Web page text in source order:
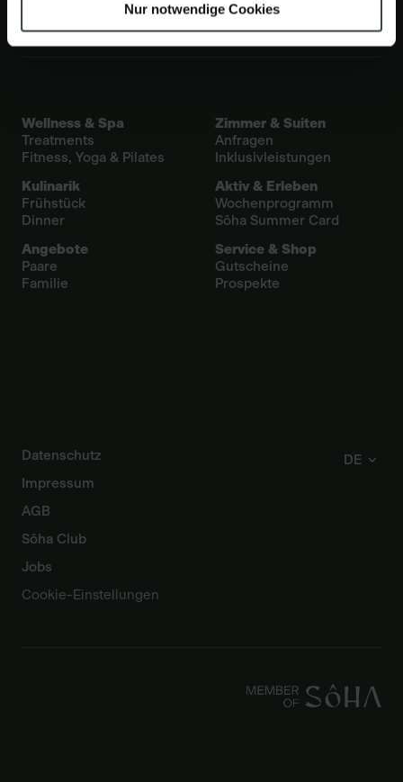
Nur notwendige Cookies
Wellness & Spa
Treatments
Fitness, Yoga & Pilates
Zimmer & Suiten
Anfragen
Inklusivleistungen
Kulinarik
Frühstück
Dinner
Aktiv & Erleben
Wochenprogramm
Sôha Summer Card
Angebote
Paare
Familie
Service & Shop
Gutscheine
Prospekte
DE
Datenschutz
Impressum
AGB
Sôha Club
Jobs
Cookie-Einstellungen